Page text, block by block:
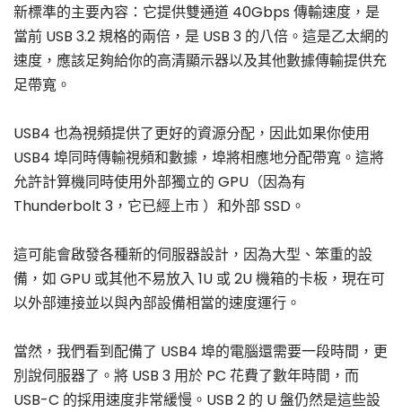
新標準的主要內容：它提供雙通道 40Gbps 傳輸速度，是
當前 USB 3.2 規格的兩倍，是 USB 3 的八倍。這是乙太網的
速度，應該足夠給你的高清顯示器以及其他數據傳輸提供充
足帶寬。
USB4 也為視頻提供了更好的資源分配，因此如果你使用
USB4 埠同時傳輸視頻和數據，埠將相應地分配帶寬。這將
允許計算機同時使用外部獨立的 GPU（因為有
Thunderbolt 3，它已經上市 ）和外部 SSD。
這可能會啟發各種新的伺服器設計，因為大型、笨重的設
備，如 GPU 或其他不易放入 1U 或 2U 機箱的卡板，現在可
以外部連接並以與內部設備相當的速度運行。
當然，我們看到配備了 USB4 埠的電腦還需要一段時間，更
別說伺服器了。將 USB 3 用於 PC 花費了數年時間，而
USB-C 的採用速度非常緩慢。USB 2 的 U 盤仍然是這些設